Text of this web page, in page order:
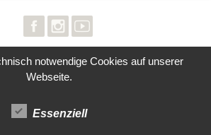
notwendige Cookies auf unserer
Webseite.
Essenziell